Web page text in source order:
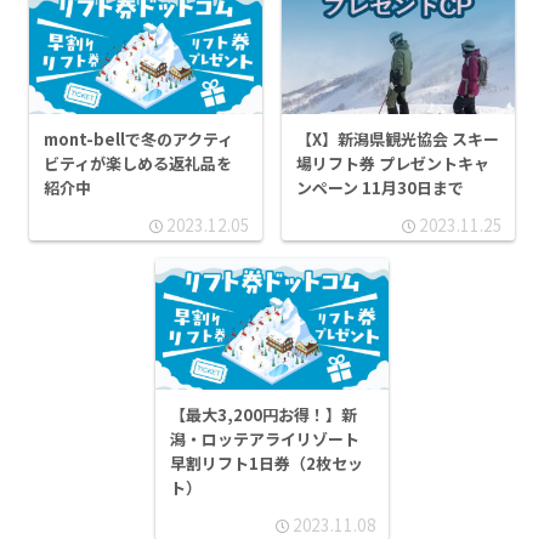
mont-bellで冬のアクティ
ビティが楽しめる返礼品を
紹介中
2023.12.05
【X】新潟県観光協会 スキー
場リフト券 プレゼントキャ
ンペーン 11月30日まで
2023.11.25
【最大3,200円お得！】新
潟・ロッテアライリゾート
早割リフト1日券（2枚セッ
ト）
2023.11.08